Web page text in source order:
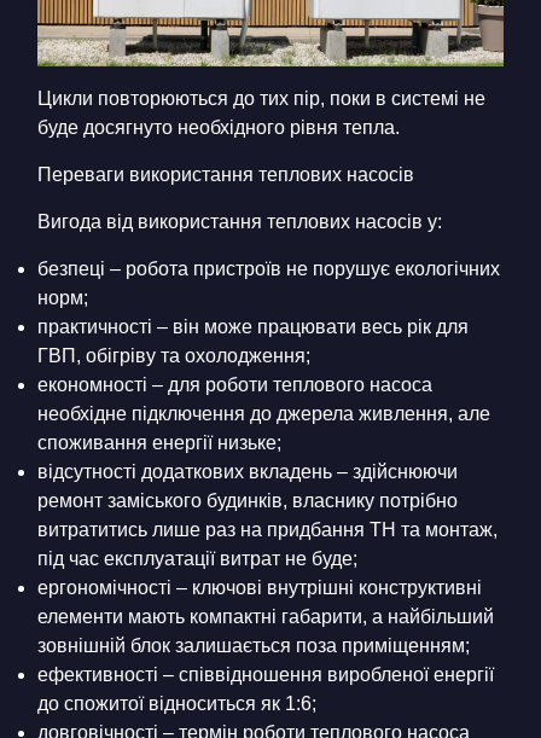
Цикли повторюються до тих пір, поки в системі не
буде досягнуто необхідного рівня тепла.
Переваги використання теплових насосів
Вигода від використання теплових насосів у:
безпеці – робота пристроїв не порушує екологічних
норм;
практичності – він може працювати весь рік для
ГВП, обігріву та охолодження;
економності – для роботи теплового насоса
необхідне підключення до джерела живлення, але
споживання енергії низьке;
відсутності додаткових вкладень – здійснюючи
ремонт заміського будинків, власнику потрібно
витратитись лише раз на придбання ТН та монтаж,
під час експлуатації витрат не буде;
ергономічності – ключові внутрішні конструктивні
елементи мають компактні габарити, а найбільший
зовнішній блок залишається поза приміщенням;
ефективності – співвідношення виробленої енергії
до спожитої відноситься як 1:6;
довговічності – термін роботи теплового насоса